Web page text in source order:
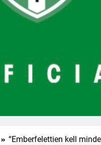
“Emberfelettien kell